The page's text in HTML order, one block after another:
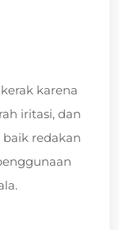
karena
iritasi, dan
redakan